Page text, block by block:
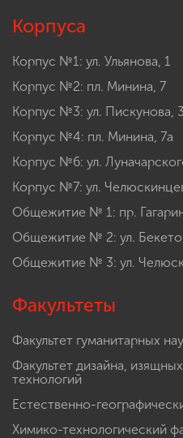
Корпуса
Корпус №1: ул. Ульянова, 1
Корпус №2: пл. Минина, 7
Корпус №3: ул. Пискунова,
Корпус №4: пл. Минина, 7а
Корпус №6: ул.
Корпус №7: ул.
Общежитие № 1: пр.
Общежитие № 2: ул.
Общежитие № 3: ул.
Факультеты
Факультет гуманитарных
Факультет дизайна,
технологий
Естественно-
Химико-технологический